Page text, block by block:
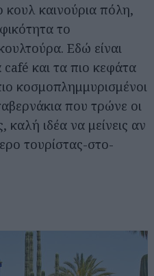
κουλ καινούρια πόλη,
το
Εδώ είναι
και τα πιο κεφάτα
κοσμοπλημμυρισμένοι
που τρώνε οι
καλή ιδέα να μείνεις αν
τουρίστας-στο-